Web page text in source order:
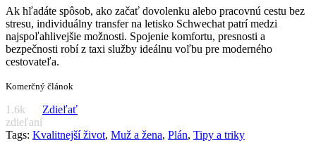
Ak hľadáte spôsob, ako začať dovolenku alebo pracovnú cestu bez
stresu, individuálny transfer na letisko Schwechat patrí medzi
najspoľahlivejšie možnosti. Spojenie komfortu, presnosti a
bezpečnosti robí z taxi služby ideálnu voľbu pre moderného
cestovateľa.
Komerčný článok
1.6k
zdieľaní
Zdieľať
Tags: Kvalitnejší život, Muž a žena, Plán, Tipy a triky